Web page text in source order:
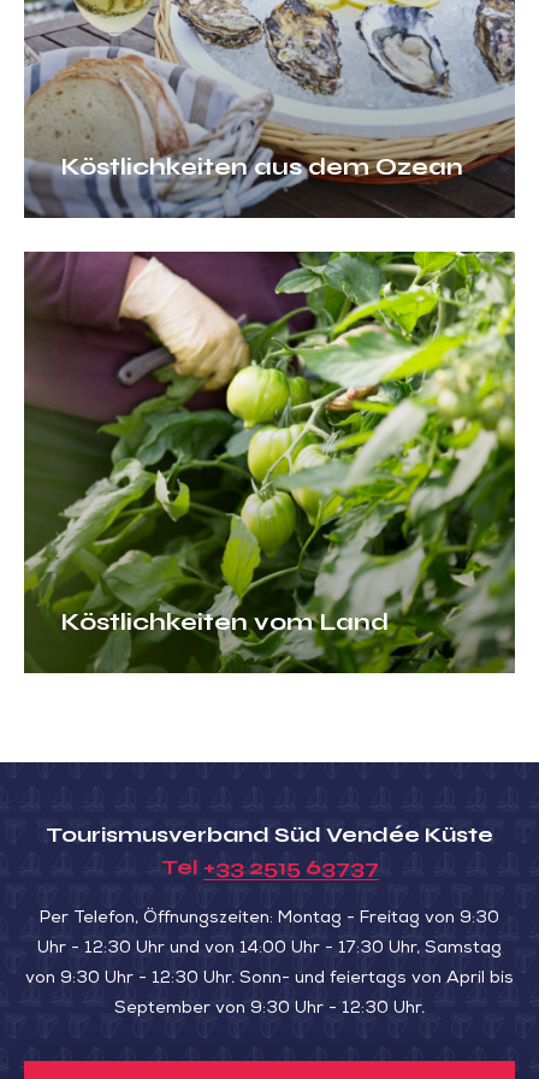
Köstlichkeiten aus dem Ozean
Köstlichkeiten
vom
Köstlichkeiten vom Land
Tourismusverband Süd Vendée Küste
Tel +33 2515 63737
Per Telefon, Öffnungszeiten: Montag - Freitag von 9:30
Uhr - 12:30 Uhr und von 14:00 Uhr - 17:30 Uhr, Samstag
von 9:30 Uhr - 12:30 Uhr. Sonn- und feiertags von April bis
September von 9:30 Uhr - 12:30 Uhr.